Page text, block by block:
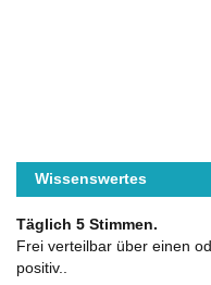
Wissenswertes
Täglich 5 Stimmen.
Frei verteilbar über einen
positiv..